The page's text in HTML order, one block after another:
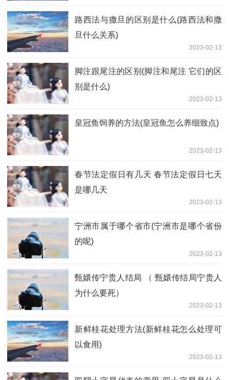
路西法与撒旦的区别是什么(路西法和撒
旦什么关系)
2023-02-13
脚注跟尾注的区别(脚注和尾注 它们的区
别是什么)
2023-02-13
皇冠鱼饲养的方法(皇冠鱼怎么养细致点)
2023-02-13
春节法定假日有几天 春节法定假日七天
是哪几天
2023-02-13
宁洲市属于哪个省市(宁洲市是哪个省份
的呢)
2023-02-13
甄嬛传宁贵人结局 （ 甄嬛传结局宁贵人
为什么要死）
2023-02-13
新鲜桂花处理方法(新鲜桂花怎么处理可
以食用)
2023-02-13